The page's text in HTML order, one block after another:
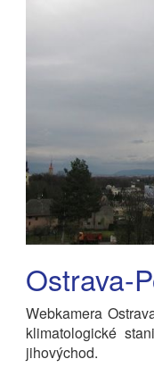
Ostrava-
Webkamera
klimatologické
jihovýchod.